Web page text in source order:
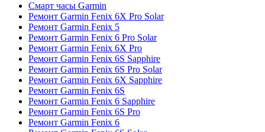
Смарт часы Garmin
Ремонт Garmin Fenix 6X Pro Solar
Ремонт Garmin Fenix 5
Ремонт Garmin Fenix 6 Pro Solar
Ремонт Garmin Fenix 6X Pro
Ремонт Garmin Fenix 6S Sapphire
Ремонт Garmin Fenix 6S Pro Solar
Ремонт Garmin Fenix 6X Sapphire
Ремонт Garmin Fenix 6S
Ремонт Garmin Fenix 6 Sapphire
Ремонт Garmin Fenix 6S Pro
Ремонт Garmin Fenix 6